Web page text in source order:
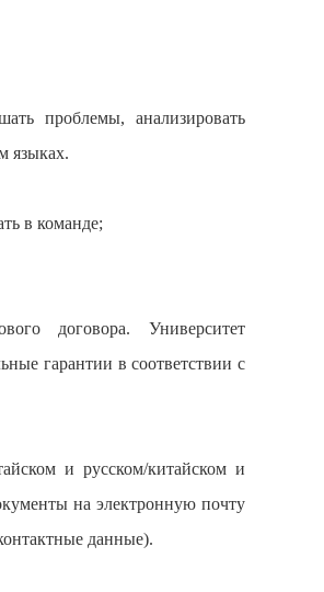
проблемы, анализировать
языках.
в команде;
договора. Университет
гарантии в соответствии с
и русском/китайском и
на электронную почту
данные).